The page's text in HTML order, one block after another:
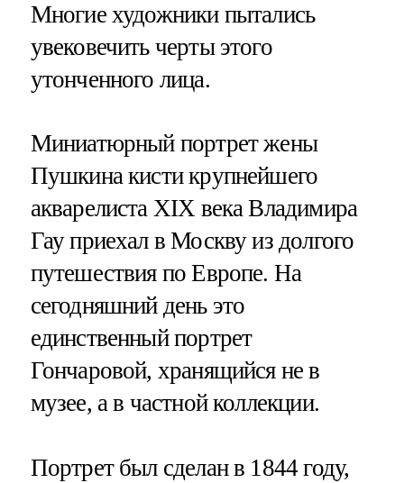
Многие художники пытались
увековечить черты этого
утонченного лица.
Миниатюрный портрет жены
Пушкина кисти крупнейшего
акварелиста XIX века Владимира
Гау приехал в Москву из долгого
путешествия по Европе. На
сегодняшний день это
единственный портрет
Гончаровой, хранящийся не в
музее, а в частной коллекции.
Портрет был сделан в 1844 году,